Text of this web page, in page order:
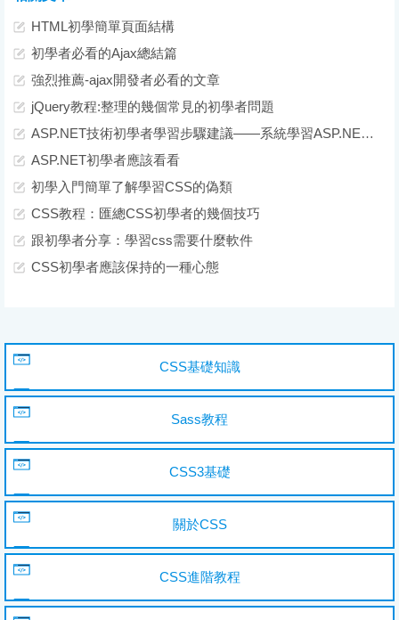
HTML初學簡單頁面結構
初學者必看的Ajax總結篇
強烈推薦-ajax開發者必看的文章
jQuery教程:整理的幾個常見的初學者問題
ASP.NET技術初學者學習步驟建議——系統學習ASP.NET技術的學習順序問題
ASP.NET初學者應該看看
初學入門簡單了解學習CSS的偽類
CSS教程：匯總CSS初學者的幾個技巧
跟初學者分享：學習css需要什麼軟件
CSS初學者應該保持的一種心態
CSS基礎知識
Sass教程
CSS3基礎
關於CSS
CSS進階教程